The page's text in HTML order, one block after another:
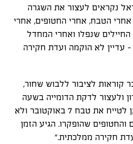
נקראים לעצור את השגרה
הטבח, אחרי החטופים, אחרי
החיילים שנפלו ואחרי המחדל
עדיין לא הוקמה ועדת חקירה
קוראות לציבור ללבוש שחור,
ולעצור לדקת הדומייה בשעה
10:00. לדבריהן, "לא ניתן לטייח את טבח 7 באוקטובר ולא
והחטופים שהופקרו. הגיע הזמן
חקירה ממלכתית."